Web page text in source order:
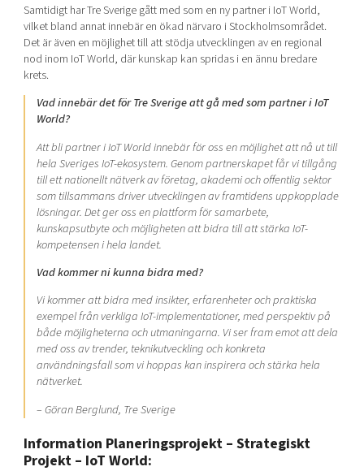
Reach out to us
Locations
Samtidigt har Tre Sverige gått med som en ny partner i IoT World,
vilket bland annat innebär en ökad närvaro i Stockholmsområdet.
Det är även en möjlighet till att stödja utvecklingen av en regional
nod inom IoT World, där kunskap kan spridas i en ännu bredare
krets.
Vad innebär det för Tre Sverige att gå med som partner i IoT
World?
Att bli partner i IoT World innebär för oss en möjlighet att nå ut till
hela Sveriges IoT-ekosystem. Genom partnerskapet får vi tillgång
till ett nationellt nätverk av företag, akademi och offentlig sektor
som tillsammans driver utvecklingen av framtidens uppkopplade
lösningar. Det ger oss en plattform för samarbete,
kunskapsutbyte och möjligheten att bidra till att stärka IoT-
kompetensen i hela landet.
Vad kommer ni kunna bidra med?
Vi kommer att bidra med insikter, erfarenheter och praktiska
exempel från verkliga IoT-implementationer, med perspektiv på
både möjligheterna och utmaningarna. Vi ser fram emot att dela
med oss av trender, teknikutveckling och konkreta
användningsfall som vi hoppas kan inspirera och stärka hela
nätverket.
– Göran Berglund, Tre Sverige
Information Planeringsprojekt – Strategiskt
Projekt – IoT World: